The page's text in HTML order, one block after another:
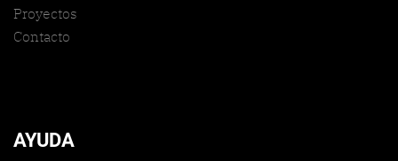
Proyectos
Contacto
AYUDA